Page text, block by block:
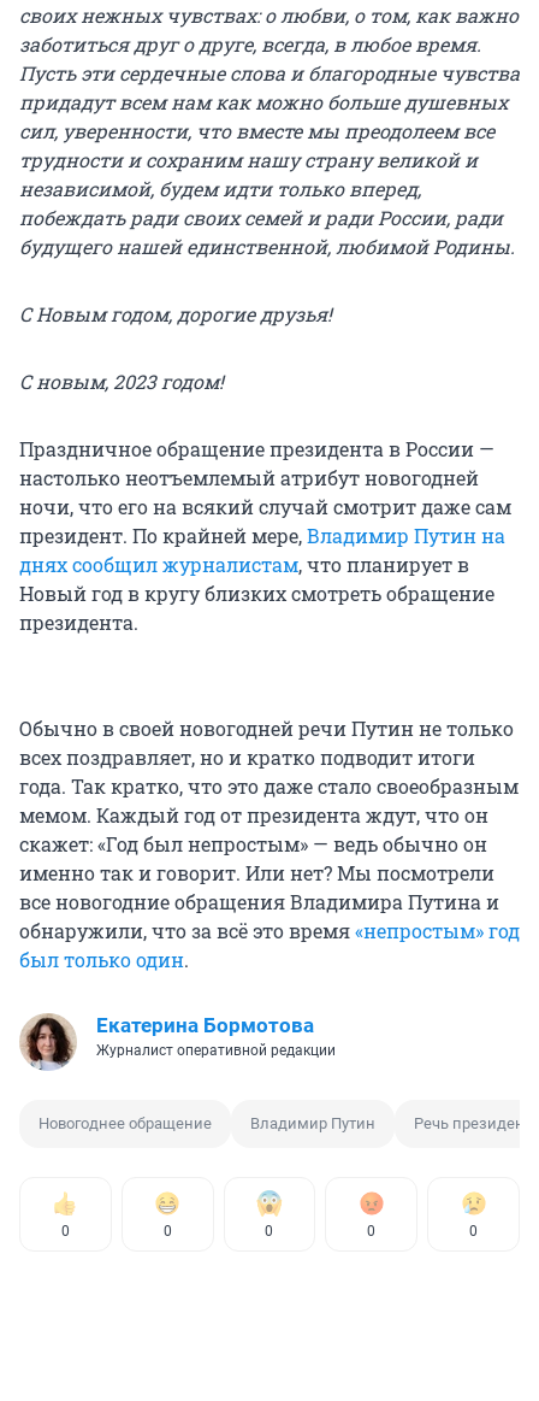
своих нежных чувствах: о любви, о том, как важно
заботиться друг о друге, всегда, в любое время.
Пусть эти сердечные слова и благородные чувства
придадут всем нам как можно больше душевных
сил, уверенности, что вместе мы преодолеем все
трудности и сохраним нашу страну великой и
независимой, будем идти только вперед,
побеждать ради своих семей и ради России, ради
будущего нашей единственной, любимой Родины.
С Новым годом, дорогие друзья!
С новым, 2023 годом!
Праздничное обращение президента в России —
настолько неотъемлемый атрибут новогодней
ночи, что его на всякий случай смотрит даже сам
президент. По крайней мере,Владимир Путин на
днях сообщил журналистам, что планирует в
Новый год в кругу близких смотреть обращение
президента.
Обычно в своей новогодней речи Путин не только
всех поздравляет, но и кратко подводит итоги
года. Так кратко, что это даже стало своеобразным
мемом. Каждый год от президента ждут, что он
скажет: «Год был непростым» — ведь обычно он
именно так и говорит. Или нет? Мы посмотрели
все новогодние обращения Владимира Путина и
обнаружили, что за всё это время«непростым» год
был только один.
Екатерина Бормотова
Журналист оперативной редакции
Новогоднее обращение Владимир Путин Речь президента
0 0 0 0 0